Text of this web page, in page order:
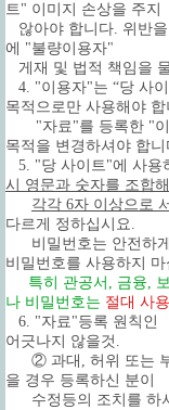
트" 이미지 손상을 주지
않아야 합니다. 위반
에 "불량이용자"
게재 및 법적 책임을
4. "이용자"는 “당 사
목적으로만 사용해야 합
"자료"를 등록한 "이
목적을 변경하셔야 합니
5. "당 사이트"에 사용
시 영문과 숫자를 조합
각각 6자 이상으로
다르게 정하십시요.
비밀번호는 안전하
비밀번호를 사용하지 마
특히 관공서, 금융,
나 비밀번호는 절대 사
6. "자료"등록 원칙인
어긋나지 않을것.
② 과대, 허위 또는 부
을 경우 등록하신 분이
수정등의 조치를 하